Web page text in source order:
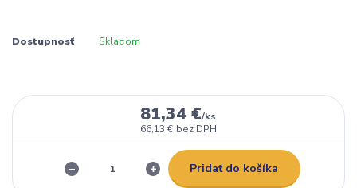
Dostupnosť Skladom
81,34 €/ks
66,13 € bez DPH
Pridať do košíka